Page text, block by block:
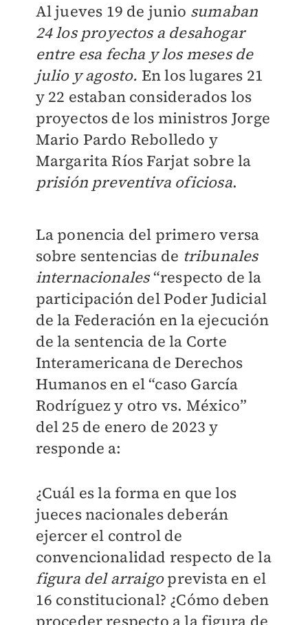
Al jueves 19 de junio sumaban
24 los proyectos a desahogar
entre esa fecha y los meses de
julio y agosto. En los lugares 21
y 22 estaban considerados los
proyectos de los ministros Jorge
Mario Pardo Rebolledo y
Margarita Ríos Farjat sobre la
prisión preventiva oficiosa.
La ponencia del primero versa
sobre sentencias de tribunales
internacionales“respecto de la
participación del Poder Judicial
de la Federación en la ejecución
de la sentencia de la Corte
Interamericana de Derechos
Humanos en el “caso García
Rodríguez y otro vs. México”
del 25 de enero de 2023 y
responde a:
¿Cuál es la forma en que los
jueces nacionales deberán
ejercer el control de
convencionalidad respecto de la
figura del arraigoprevista en el
16 constitucional? ¿Cómo deben